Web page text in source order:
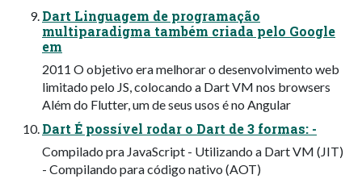
Dart Linguagem de programação
multiparadigma também criada pelo Google
em
2011 O objetivo era melhorar o desenvolvimento web
limitado pelo JS, colocando a Dart VM nos browsers
Além do Flutter, um de seus usos é no Angular
Dart É possível rodar o Dart de 3 formas: -
Compilado pra JavaScript - Utilizando a Dart VM (JIT)
- Compilando para código nativo (AOT)